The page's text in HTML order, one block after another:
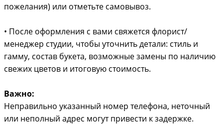
пожелания) или отметьте самовывоз.
• После оформления с вами свяжется флорист/
менеджер студии, чтобы уточнить детали: стиль и
гамму, состав букета, возможные замены по наличию
свежих цветов и итоговую стоимость.
Важно:
Неправильно указанный номер телефона, неточный
или неполный адрес могут привести к задержке.